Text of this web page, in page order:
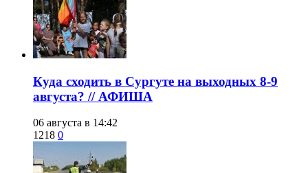
​Куда сходить в Сургуте на выходных 8-9
августа? // АФИША
06 августа в 14:42
1218 0